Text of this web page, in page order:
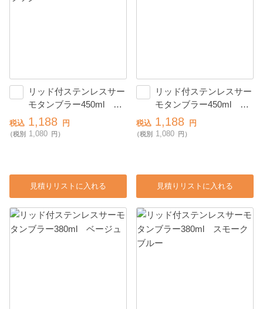
リッド付ステンレスサー
モタンブラー450ml マ
ットブラック
税込 1,188 円
（税別 1,080 円）
見積りリストに入れる
リッド付ステンレスサー
モタンブラー450ml シ
ルバー
税込 1,188 円
（税別 1,080 円）
見積りリストに入れる